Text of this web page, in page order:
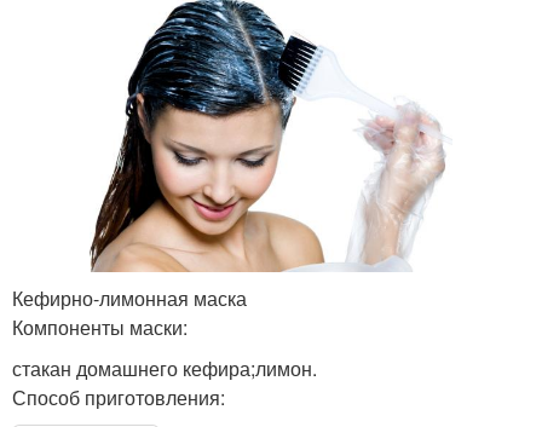
Кефирно-лимонная маска
Компоненты маски:
стакан домашнего кефира;лимон.
Способ приготовления: